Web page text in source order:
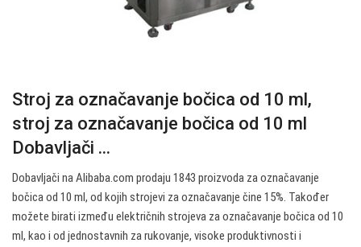
Stroj za označavanje bočica od 10 ml,
stroj za označavanje bočica od 10 ml
Dobavljači ...
Dobavljači na Alibaba.com prodaju 1843 proizvoda za označavanje
bočica od 10 ml, od kojih strojevi za označavanje čine 15%. Također
možete birati između električnih strojeva za označavanje bočica od 10
ml, kao i od jednostavnih za rukovanje, visoke produktivnosti i